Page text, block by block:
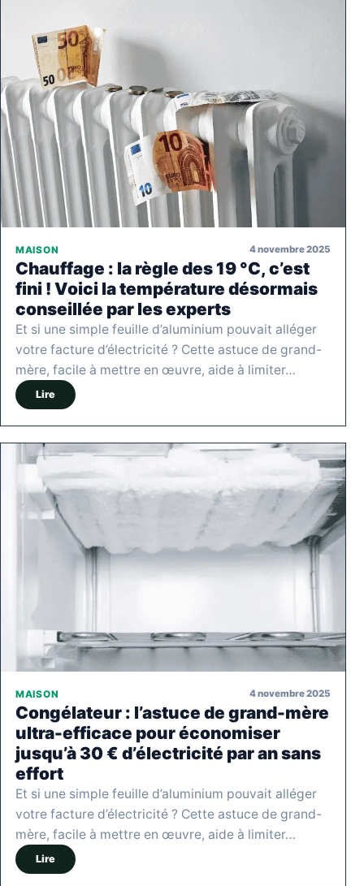
MAISON 4 novembre 2025
Chauffage : la règle des 19 °C, c’est
fini ! Voici la température désormais
conseillée par les experts
Et si une simple feuille d’aluminium pouvait alléger
votre facture d’électricité ? Cette astuce de grand-
mère, facile à mettre en œuvre, aide à limiter…
Lire
MAISON 4 novembre 2025
Congélateur : l’astuce de grand-mère
ultra-efficace pour économiser
jusqu’à 30 € d’électricité par an sans
effort
Et si une simple feuille d’aluminium pouvait alléger
votre facture d’électricité ? Cette astuce de grand-
mère, facile à mettre en œuvre, aide à limiter…
Lire